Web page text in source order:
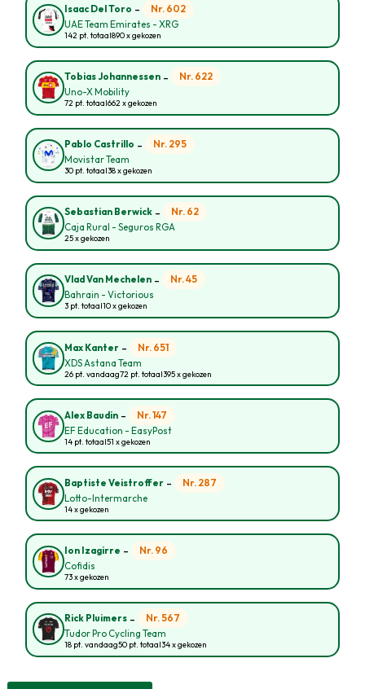
Isaac Del Toro - Nr. 602
UAE Team Emirates - XRG
142 pt. totaal890 x gekozen
Tobias Johannessen - Nr. 622
Uno-X Mobility
72 pt. totaal662 x gekozen
Pablo Castrillo - Nr. 295
Movistar Team
30 pt. totaal38 x gekozen
Sebastian Berwick - Nr. 62
Caja Rural - Seguros RGA
25 x gekozen
Vlad Van Mechelen - Nr. 45
Bahrain - Victorious
3 pt. totaal10 x gekozen
Max Kanter - Nr. 651
XDS Astana Team
26 pt. vandaag72 pt. totaal395 x gekozen
Alex Baudin - Nr. 147
EF Education - EasyPost
14 pt. totaal51 x gekozen
Baptiste Veistroffer - Nr. 287
Lotto-Intermarche
14 x gekozen
Ion Izagirre - Nr. 96
Cofidis
73 x gekozen
Rick Pluimers - Nr. 567
Tudor Pro Cycling Team
18 pt. vandaag50 pt. totaal34 x gekozen